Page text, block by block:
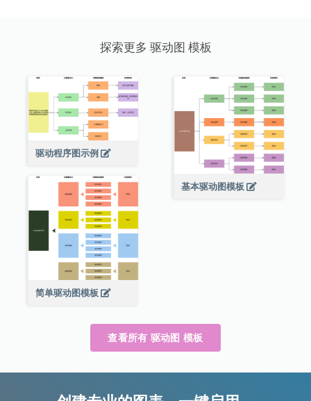
探索更多 驱动图 模板
驱动程序图示例
基本驱动图模板
简单驱动图模板
查看所有 驱动图 模板